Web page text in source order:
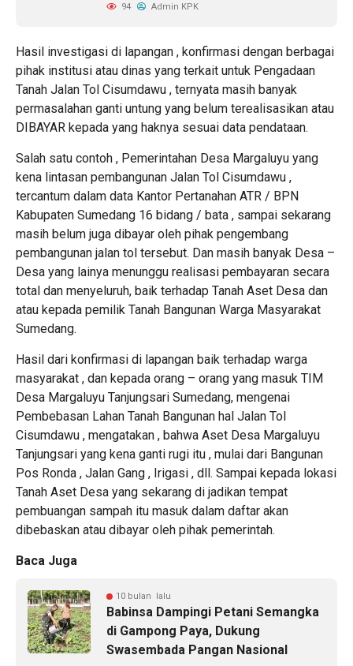
94 Admin KPK
Hasil investigasi di lapangan , konfirmasi dengan berbagai
pihak institusi atau dinas yang terkait untuk Pengadaan
Tanah Jalan Tol Cisumdawu , ternyata masih banyak
permasalahan ganti untung yang belum terealisasikan atau
DIBAYAR kepada yang haknya sesuai data pendataan.
Salah satu contoh , Pemerintahan Desa Margaluyu yang
kena lintasan pembangunan Jalan Tol Cisumdawu ,
tercantum dalam data Kantor Pertanahan ATR / BPN
Kabupaten Sumedang 16 bidang / bata , sampai sekarang
masih belum juga dibayar oleh pihak pengembang
pembangunan jalan tol tersebut. Dan masih banyak Desa –
Desa yang lainya menunggu realisasi pembayaran secara
total dan menyeluruh, baik terhadap Tanah Aset Desa dan
atau kepada pemilik Tanah Bangunan Warga Masyarakat
Sumedang.
Hasil dari konfirmasi di lapangan baik terhadap warga
masyarakat , dan kepada orang – orang yang masuk TIM
Desa Margaluyu Tanjungsari Sumedang, mengenai
Pembebasan Lahan Tanah Bangunan hal Jalan Tol
Cisumdawu , mengatakan , bahwa Aset Desa Margaluyu
Tanjungsari yang kena ganti rugi itu , mulai dari Bangunan
Pos Ronda , Jalan Gang , Irigasi , dll. Sampai kepada lokasi
Tanah Aset Desa yang sekarang di jadikan tempat
pembuangan sampah itu masuk dalam daftar akan
dibebaskan atau dibayar oleh pihak pemerintah.
Baca Juga
10 bulan lalu
Babinsa Dampingi Petani Semangka
di Gampong Paya, Dukung
Swasembada Pangan Nasional